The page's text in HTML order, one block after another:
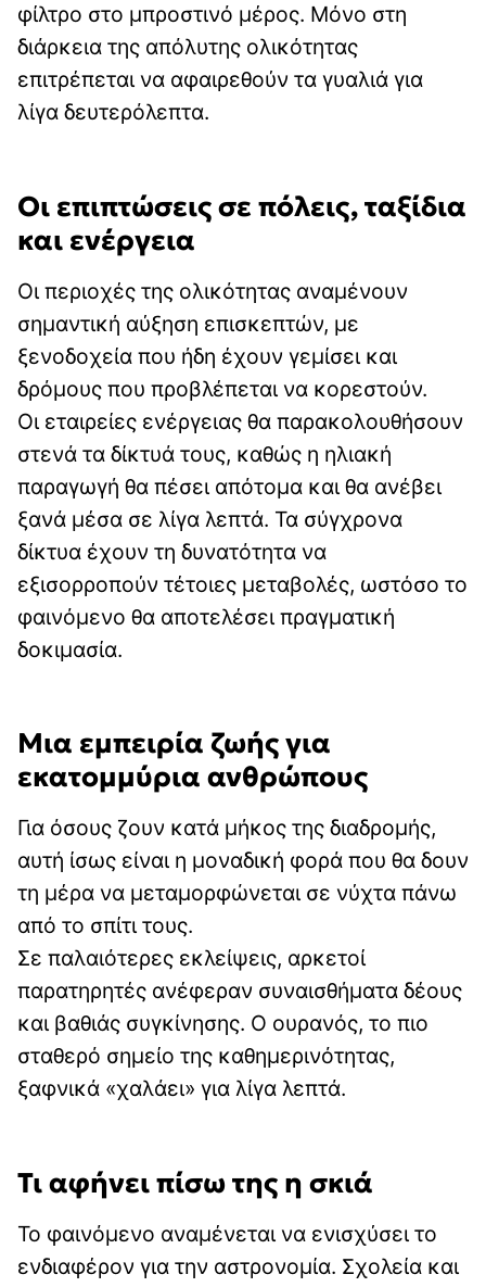
φίλτρο στο μπροστινό μέρος. Μόνο στη
διάρκεια της απόλυτης ολικότητας
επιτρέπεται να αφαιρεθούν τα γυαλιά για
λίγα δευτερόλεπτα.
Οι επιπτώσεις σε πόλεις, ταξίδια
και ενέργεια
Οι περιοχές της ολικότητας αναμένουν
σημαντική αύξηση επισκεπτών, με
ξενοδοχεία που ήδη έχουν γεμίσει και
δρόμους που προβλέπεται να κορεστούν.
Οι εταιρείες ενέργειας θα παρακολουθήσουν
στενά τα δίκτυά τους, καθώς η ηλιακή
παραγωγή θα πέσει απότομα και θα ανέβει
ξανά μέσα σε λίγα λεπτά. Τα σύγχρονα
δίκτυα έχουν τη δυνατότητα να
εξισορροπούν τέτοιες μεταβολές, ωστόσο το
φαινόμενο θα αποτελέσει πραγματική
δοκιμασία.
Μια εμπειρία ζωής για
εκατομμύρια ανθρώπους
Για όσους ζουν κατά μήκος της διαδρομής,
αυτή ίσως είναι η μοναδική φορά που θα δουν
τη μέρα να μεταμορφώνεται σε νύχτα πάνω
από το σπίτι τους.
Σε παλαιότερες εκλείψεις, αρκετοί
παρατηρητές ανέφεραν συναισθήματα δέους
και βαθιάς συγκίνησης. Ο ουρανός, το πιο
σταθερό σημείο της καθημερινότητας,
ξαφνικά «χαλάει» για λίγα λεπτά.
Τι αφήνει πίσω της η σκιά
Το φαινόμενο αναμένεται να ενισχύσει το
ενδιαφέρον για την αστρονομία. Σχολεία και